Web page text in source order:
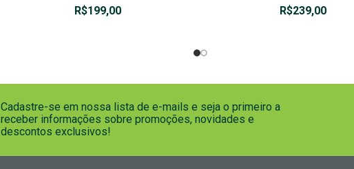
R$199,00 R$239,00
Cadastre-se em nossa lista de e-mails e seja o primeiro a
receber informações sobre promoções, novidades e
descontos exclusivos!